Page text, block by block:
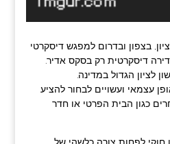
בצפון ובדרום למפגש דיסקרטי
דירה דיסקרטית רק בסקס אדיר.
לציון הגדול במדינה.
עצמאי ועשויים לבחור להציע
כגון הבית הפרטי או חדר